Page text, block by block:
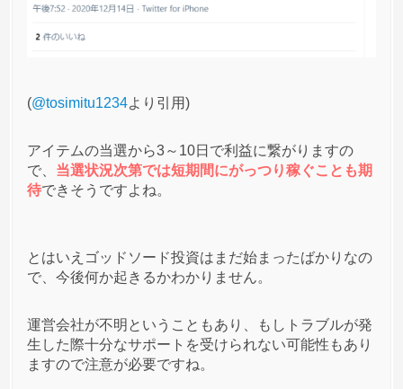
匿名 ゴッドソード
るんだけど現金突っ込んで抽選して当たったら剣を
2021/01/20
3
ゴッドソードを紹介してる連中はPGAで焼かれたヤ
ツが多い気がするな。
投資するヤツ居るのか？
(@tosimitu1234より引用)
アイテムの当選から3～10日で利益に繋がりますの
で、 当選状況次第では短期間にがっつり稼ぐことも期
待できそうですよね。
とはいえゴッドソード投資はまだ始まったばかりなの
で、今後何か起きるかわかりません。
運営会社が不明ということもあり、もしトラブルが発
生した際十分なサポートを受けられない可能性もあり
ますので注意が必要ですね。